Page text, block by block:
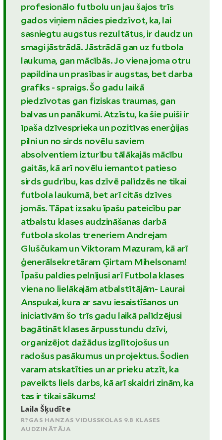
profesionālo futbolu un jau šajos trīs
gados viņiem nācies piedzīvot, ka, lai
sasniegtu augstus rezultātus, ir daudz un
smagi jāstrādā. Jāstrādā gan uz futbola
laukuma, gan mācībās. Jo viena joma otru
papildina un prasības ir augstas, bet darba
grafiks - spraigs. Šo gadu laikā
piedzīvotas gan fiziskas traumas, gan
balvas un panākumi. Atzīstu, ka šie puiši ir
īpaša dzīvesprieka un pozitīvas enerģijas
pilni un no sirds novēlu saviem
absolventiem izturību tālākajās mācību
gaitās, kā arī novēlu iemantot patieso
sirds gudrību, kas dzīvē palīdzēs ne tikai
futbola laukumā, bet arī citās dzīves
jomās. Tāpat izsaku īpašu pateicību par
atbalstu klases audzināšanas darbā
futbola skolas treneriem Andrejam
Gluščukam un Viktoram Mazuram, kā arī
ģenerālsekretāram Ģirtam Mihelsonam!
Īpašu paldies pelnījusi arī Futbola klases
viena no lielākajām atbalstītājām- Laurai
Anspukai, kura ar savu iesaistīšanos un
iniciatīvām šo trīs gadu laikā palīdzējusi
bagātināt klases ārpusstundu dzīvi,
organizējot dažādus izglītojošus un
radošus pasākumus un projektus. Šodien
varam atskatīties un ar prieku atzīt, ka
paveikts liels darbs, kā arī skaidri zinām, ka
tas ir tikai sākums!
Laila Šķudīte
R?GAS HANZAS VIDUSSKOLAS 9.B KLASES
AUDZINĀTĀJA